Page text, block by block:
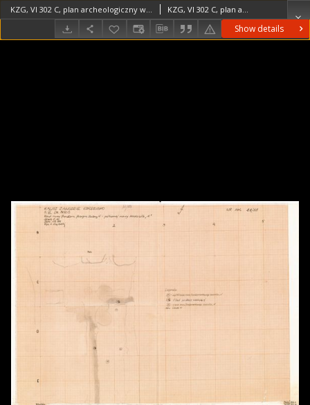
Show details
KZG, VI 302 C, plan archeologiczny wykopu (szkic) KZG, VI 302 C, plan archeologiczny wykopu (szkic) średniowiecze wczesne